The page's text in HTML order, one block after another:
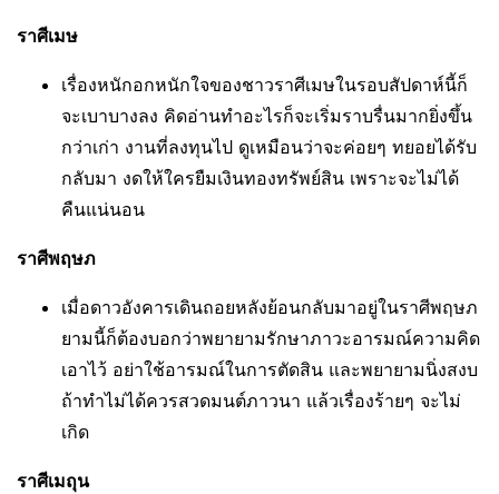
ราศีเมษ
เรื่องหนักอกหนักใจของชาวราศีเมษในรอบสัปดาห์นี้ก็
จะเบาบางลง คิดอ่านทำอะไรก็จะเริ่มราบรื่นมากยิ่งขึ้น
กว่าเก่า งานที่ลงทุนไป ดูเหมือนว่าจะค่อยๆ ทยอยได้รับ
กลับมา งดให้ใครยืมเงินทองทรัพย์สิน เพราะจะไม่ได้
คืนแน่นอน
ราศีพฤษภ
เมื่อดาวอังคารเดินถอยหลังย้อนกลับมาอยู่ในราศีพฤษภ
ยามนี้ก็ต้องบอกว่าพยายามรักษาภาวะอารมณ์ความคิด
เอาไว้ อย่าใช้อารมณ์ในการตัดสิน และพยายามนิ่งสงบ
ถ้าทำไม่ได้ควรสวดมนต์ภาวนา แล้วเรื่องร้ายๆ จะไม่
เกิด
ราศีเมถุน